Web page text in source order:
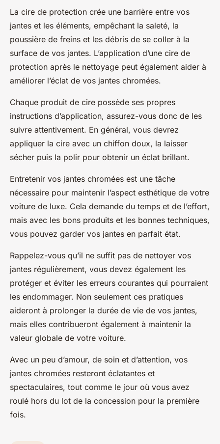
La cire de protection crée une barrière entre vos
jantes et les éléments, empêchant la saleté, la
poussière de freins et les débris de se coller à la
surface de vos jantes. L’application d’une cire de
protection après le nettoyage peut également aider à
améliorer l’éclat de vos jantes chromées.
Chaque produit de cire possède ses propres
instructions d’application, assurez-vous donc de les
suivre attentivement. En général, vous devrez
appliquer la cire avec un chiffon doux, la laisser
sécher puis la polir pour obtenir un éclat brillant.
Entretenir vos jantes chromées est une tâche
nécessaire pour maintenir l’aspect esthétique de votre
voiture de luxe. Cela demande du temps et de l’effort,
mais avec les bons produits et les bonnes techniques,
vous pouvez garder vos jantes en parfait état.
Rappelez-vous qu’il ne suffit pas de nettoyer vos
jantes régulièrement, vous devez également les
protéger et éviter les erreurs courantes qui pourraient
les endommager. Non seulement ces pratiques
aideront à prolonger la durée de vie de vos jantes,
mais elles contribueront également à maintenir la
valeur globale de votre voiture.
Avec un peu d’amour, de soin et d’attention, vos
jantes chromées resteront éclatantes et
spectaculaires, tout comme le jour où vous avez
roulé hors du lot de la concession pour la première
fois.